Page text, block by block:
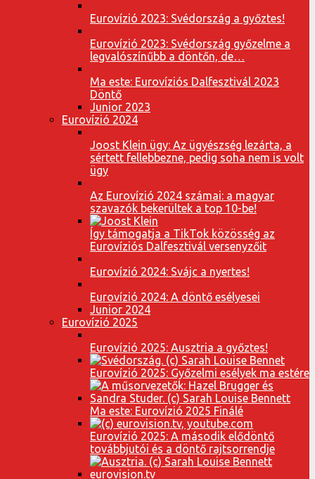
Eurovízió 2023: Svédország a győztes!
Eurovízió 2023: Svédország győzelme a
legvalószínűbb a döntőn, de…
Ma este: Eurovíziós Dalfesztivál 2023
Döntő
Junior 2023
Eurovízió 2024
Joost Klein ügy: Az ügyészség lezárta, a
sértett fellebbezne, pedig soha nem is volt
ügy
Az Eurovízió 2024 számai: a magyar
szavazók bekerültek a top 10-be!
Így támogatja a TikTok közösség az
Eurovíziós Dalfesztivál versenyzőit
Eurovízió 2024: Svájc a nyertes!
Eurovízió 2024: A döntő esélyesei
Junior 2024
Eurovízió 2025
Eurovízió 2025: Ausztria a győztes!
Eurovízió 2025: Győzelmi esélyek ma estére
Ma este: Eurovízió 2025 Finálé
Eurovízió 2025: A második elődöntő
továbbjutói és a döntő rajtsorrendje